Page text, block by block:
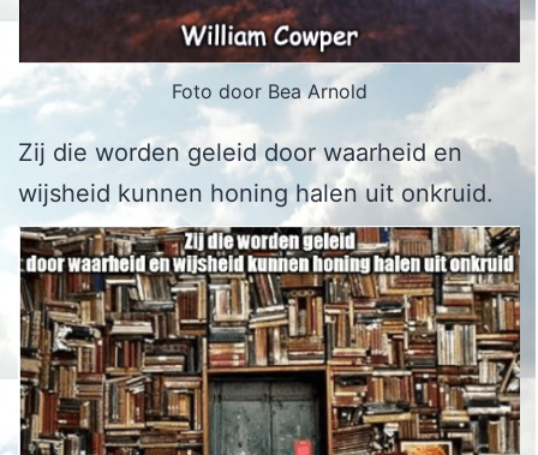
Foto door Bea Arnold
Zij die worden geleid door waarheid en
wijsheid kunnen honing halen uit onkruid.